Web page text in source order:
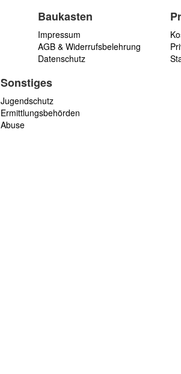
Baukasten
Impressum
AGB & Widerrufsbelehrung
Datenschutz
Sonstiges
Jugendschutz
Ermittlungsbehörden
Abuse